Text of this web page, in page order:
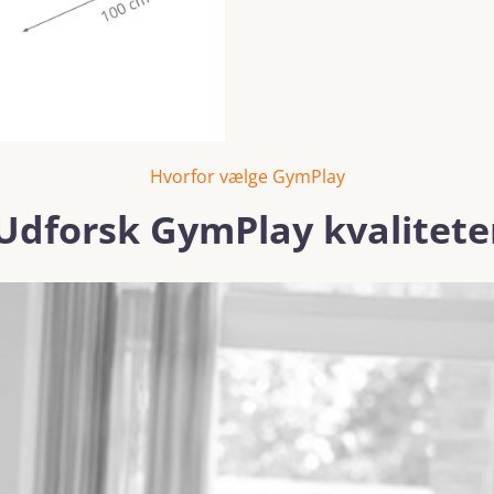
Hvorfor vælge GymPlay
GymPlay